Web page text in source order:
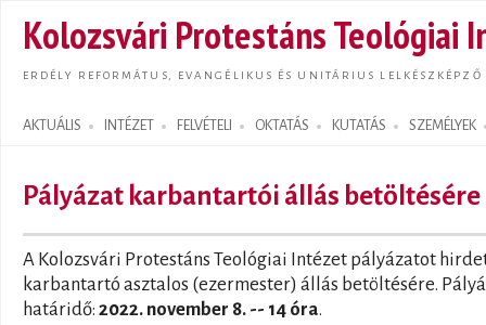
Kolozsvári Protestáns Teológiai
ERDÉLY REFORMÁTUS, EVANGÉLIKUS ÉS UNITÁRIUS LELKÉSZKÉPZŐ
AKTUÁLIS INTÉZET FELVÉTELI OKTATÁS KUTATÁS SZEMÉLYEK
Search form
Pályázat karbantartói állás betöltésére
A Kolozsvári Protestáns Teológiai Intézet pályázatot
karbantartó asztalos (ezermester) állás betöltésére.
határidő: 2022. november 8. -- 14 óra.